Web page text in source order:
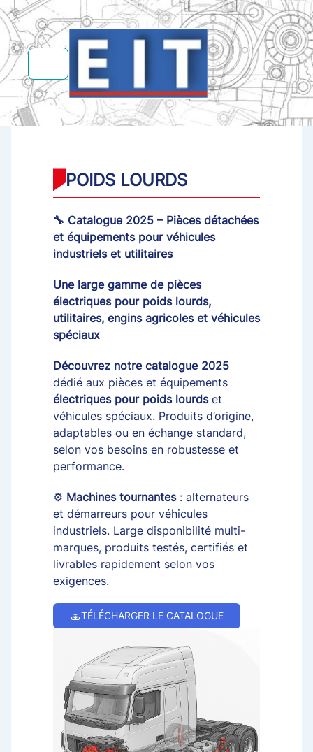
POIDS LOURDS
🔧 Catalogue 2025 – Pièces détachées
et équipements pour véhicules
industriels et utilitaires
Une large gamme de pièces
électriques pour poids lourds,
utilitaires, engins agricoles et véhicules
spéciaux
Découvrez notre catalogue 2025
dédié aux pièces et équipements
électriques pour poids lourdset
véhicules spéciaux. Produits d’origine,
adaptables ou en échange standard,
selon vos besoins en robustesse et
performance.
⚙️ Machines tournantes: alternateurs
et démarreurs pour véhicules
industriels. Large disponibilité multi-
marques, produits testés, certifiés et
livrables rapidement selon vos
exigences.
TÉLÉCHARGER LE CATALOGUE